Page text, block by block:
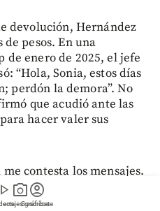
play_arrow photo_camera
gráficos
account_circle
Suscríbete
devolución, Hernández
pesos. En una
de enero de 2025, el jefe
“Hola, Sonia, estos días
perdón la demora”. No
que acudió ante las
hacer valer sus
contesta los mensajes.
citaron en la Fiscalía,
la evidencia. La